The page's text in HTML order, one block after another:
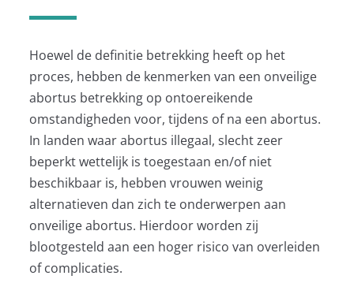
Hoewel de definitie betrekking heeft op het
proces, hebben de kenmerken van een onveilige
abortus betrekking op ontoereikende
omstandigheden voor, tijdens of na een abortus.
In landen waar abortus illegaal, slecht zeer
beperkt wettelijk is toegestaan en/of niet
beschikbaar is, hebben vrouwen weinig
alternatieven dan zich te onderwerpen aan
onveilige abortus. Hierdoor worden zij
blootgesteld aan een hoger risico van overleiden
of complicaties.